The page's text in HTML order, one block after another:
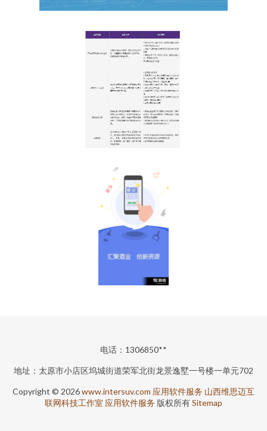
电话：1306850**
地址：太原市小店区坞城街道荣军北街龙景逸墅一号楼一单元702
Copyright © 2026www.intersuv.com 应用软件服务 山西维思迈互
联网科技工作室 应用软件服务 版权所有Sitemap